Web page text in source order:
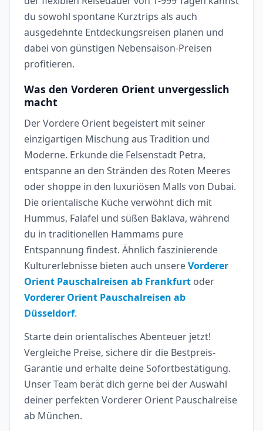
du sowohl spontane Kurztrips als auch
ausgedehnte Entdeckungsreisen planen und
dabei von günstigen Nebensaison-Preisen
profitieren.
Was den Vorderen Orient unvergesslich
macht
Der Vordere Orient begeistert mit seiner
einzigartigen Mischung aus Tradition und
Moderne. Erkunde die Felsenstadt Petra,
entspanne an den Stränden des Roten Meeres
oder shoppe in den luxuriösen Malls von Dubai.
Die orientalische Küche verwöhnt dich mit
Hummus, Falafel und süßen Baklava, während
du in traditionellen Hammams pure
Entspannung findest. Ähnlich faszinierende
Kulturerlebnisse bieten auch unsereVorderer
Orient Pauschalreisen ab Frankfurt oder
Vorderer Orient Pauschalreisen ab
Düsseldorf.
Starte dein orientalisches Abenteuer jetzt!
Vergleiche Preise, sichere dir die Bestpreis-
Garantie und erhalte deine Sofortbestätigung.
Unser Team berät dich gerne bei der Auswahl
deiner perfekten Vorderer Orient Pauschalreise
ab München.